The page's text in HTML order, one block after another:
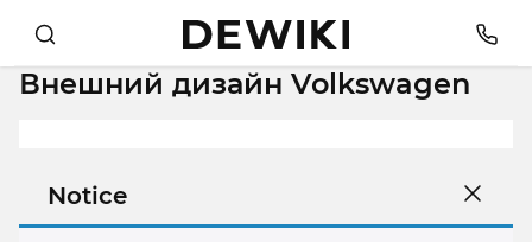
Внешний дизайн Volkswagen
Notice